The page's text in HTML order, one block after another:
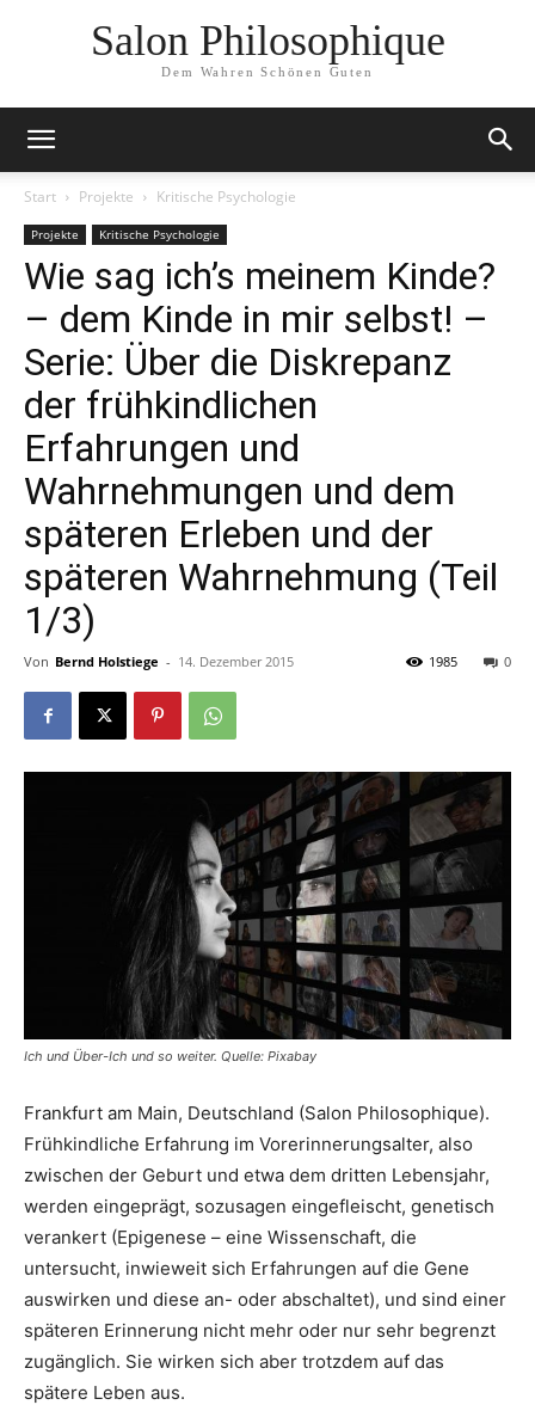
Salon Philosophique
Dem Wahren Schönen Guten
Start Projekte Kritische Psychologie
Projekte Kritische Psychologie
Wie sag ich’s meinem Kinde?
– dem Kinde in mir selbst! –
Serie: Über die Diskrepanz
der frühkindlichen
Erfahrungen und
Wahrnehmungen und dem
späteren Erleben und der
späteren Wahrnehmung (Teil
1/3)
Von Bernd Holstiege - 14. Dezember 2015 0
1985
Ich und Über-Ich und so weiter. Quelle: Pixabay
Frankfurt am Main, Deutschland (Salon Philosophique).
Frühkindliche Erfahrung im Vorerinnerungsalter, also
zwischen der Geburt und etwa dem dritten Lebensjahr,
werden eingeprägt, sozusagen eingefleischt, genetisch
verankert (Epigenese – eine Wissenschaft, die
untersucht, inwieweit sich Erfahrungen auf die Gene
auswirken und diese an- oder abschaltet), und sind einer
späteren Erinnerung nicht mehr oder nur sehr begrenzt
zugänglich. Sie wirken sich aber trotzdem auf das
spätere Leben aus.